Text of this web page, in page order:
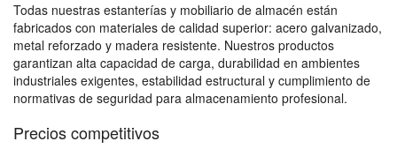
Todas nuestras estanterías y mobiliario de almacén están
fabricados con materiales de calidad superior: acero galvanizado,
metal reforzado y madera resistente. Nuestros productos
garantizan alta capacidad de carga, durabilidad en ambientes
industriales exigentes, estabilidad estructural y cumplimiento de
normativas de seguridad para almacenamiento profesional.
Precios competitivos